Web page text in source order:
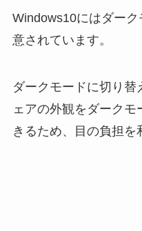
Windows10にはダー
意されています。
ダークモードに切り替
ェアの外観をダーク
きるため、目の負担を